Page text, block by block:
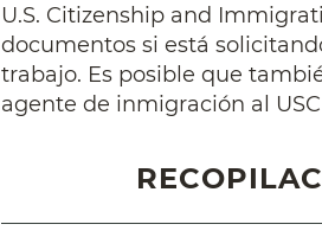
U.S. Citizenship and
documentos si está
trabajo. Es posible que
agente de inmigración al